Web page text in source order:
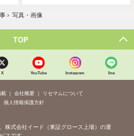
› 写真・画像
TOP
X YouTube Instagram line
載 会社概要
リセマムについて
個人情報保護方針
株式会社イード（東証グロース上場）の運